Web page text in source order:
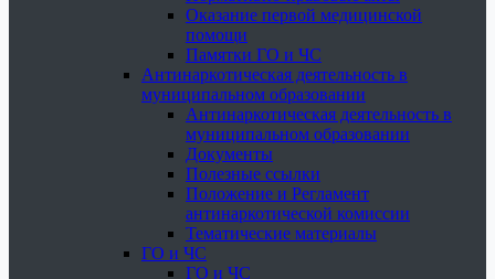
Оказание первой медицинской
помощи
Памятки ГО и ЧС
Антинаркотическая деятельность в
муниципальном образовании
Антинаркотическая деятельность в
муниципальном образовании
Документы
Полезные ссылки
Положение и Регламент
антинаркотической комиссии
Тематические материалы
ГО и ЧС
ГО и ЧС